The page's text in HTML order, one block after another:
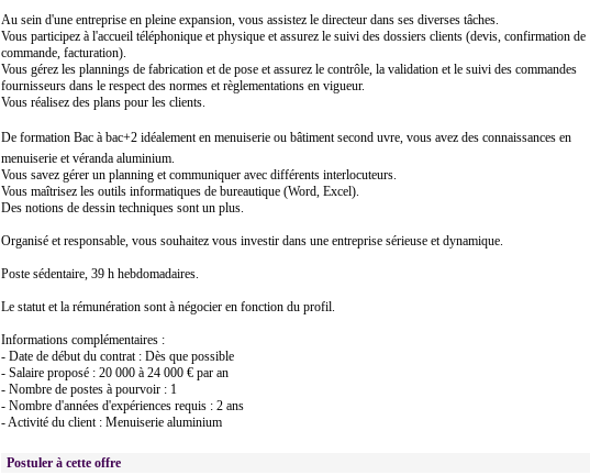
Au sein d'une entreprise en pleine expansion, vous assistez le directeur dans ses diverses tâches.
Vous participez à l'accueil téléphonique et physique et assurez le suivi des dossiers clients (devis, confirmation de
commande, facturation).
Vous gérez les plannings de fabrication et de pose et assurez le contrôle, la validation et le suivi des commandes
fournisseurs dans le respect des normes et règlementations en vigueur.
Vous réalisez des plans pour les clients.
De formation Bac à bac+2 idéalement en menuiserie ou bâtiment second uvre, vous avez des connaissances en
menuiserie et véranda aluminium.
Vous savez gérer un planning et communiquer avec différents interlocuteurs.
Vous maîtrisez les outils informatiques de bureautique (Word, Excel).
Des notions de dessin techniques sont un plus.
Organisé et responsable, vous souhaitez vous investir dans une entreprise sérieuse et dynamique.
Poste sédentaire, 39 h hebdomadaires.
Le statut et la rémunération sont à négocier en fonction du profil.
Informations complémentaires :
- Date de début du contrat : Dès que possible
- Salaire proposé : 20 000 à 24 000 € par an
- Nombre de postes à pourvoir : 1
- Nombre d'années d'expériences requis : 2 ans
- Activité du client : Menuiserie aluminium
Postuler à cette offre